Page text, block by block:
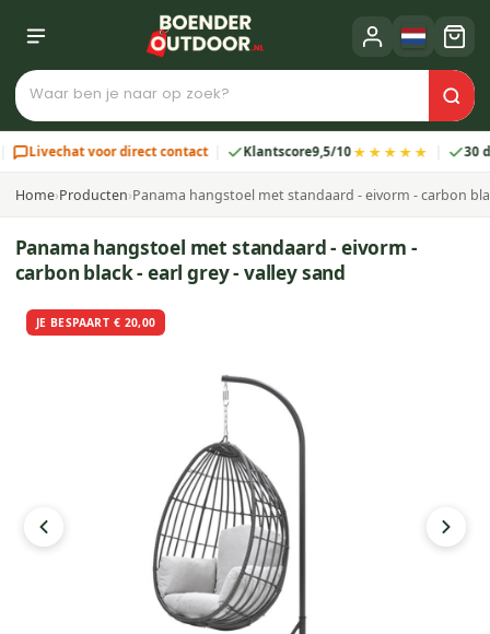
voor direct contact Klantscore9,5/10★★★★★ 30 dagen
Home›Producten›Panama hangstoel met standaard - eivorm - carbon
Panama hangstoel met standaard - eivorm -
carbon black - earl grey - valley sand
JE BESPAART € 20,00